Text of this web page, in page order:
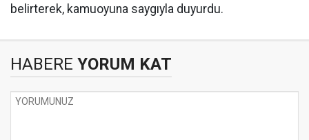
belirterek, kamuoyuna saygıyla duyurdu.
HABERE YORUM KAT